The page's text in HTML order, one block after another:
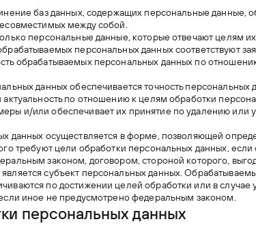
баз данных, содержащих персональные данные,
между собой.
персональные данные, которые отвечают целям
персональных данных соответствуют
обрабатываемых персональных данных по
данных обеспечивается точность персональных
актуальность по отношению к целям обработки
и/или обеспечивает их принятие по удалению или
данных осуществляется в форме, позволяющей
требуют цели обработки персональных данных,
законом, договором, стороной которого,
субъект персональных данных.
по достижении целей обработки или в случае
иное не предусмотрено федеральным законом.
персональных данных